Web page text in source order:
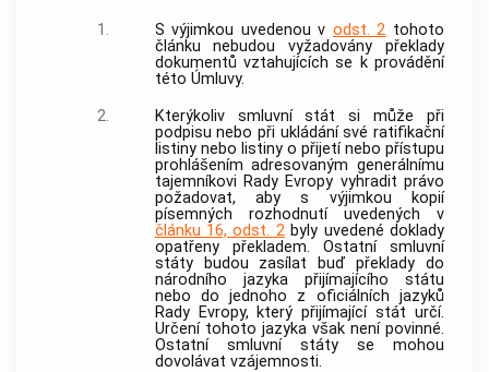
1. S výjimkou uvedenou v odst. 2 tohoto
článku nebudou vyžadovány překlady
dokumentů vztahujících se k provádění
této Úmluvy.
2.
Kterýkoliv smluvní stát si může při
podpisu nebo při ukládání své ratifikační
listiny nebo listiny o přijetí nebo přístupu
prohlášením adresovaným generálnímu
tajemníkovi Rady Evropy vyhradit právo
požadovat, aby s výjimkou kopií
písemných rozhodnutí uvedených v
článku 16, odst. 2byly uvedené doklady
opatřeny překladem. Ostatní smluvní
státy budou zasílat buď překlady do
národního jazyka přijímajícího státu
nebo do jednoho z oficiálních jazyků
Rady Evropy, který přijímající stát určí.
Určení tohoto jazyka však není povinné.
Ostatní smluvní státy se mohou
dovolávat vzájemnosti.